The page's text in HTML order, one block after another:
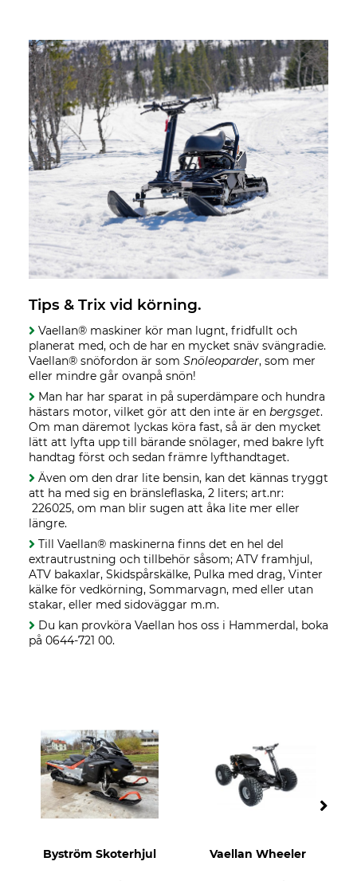
Tips & Trix vid körning.
Vaellan® maskiner kör man lugnt, fridfullt och
planerat med, och de har en mycket snäv svängradie.
Vaellan® snöfordon är som Snöleoparder, som mer
eller mindre går ovanpå snön!
Man har har sparat in på superdämpare och hundra
hästars motor, vilket gör att den inte är en bergsget.
Om man däremot lyckas köra fast, så är den mycket
lätt att lyfta upp till bärande snölager, med bakre lyft
handtag först och sedan främre lyfthandtaget.
Även om den drar lite bensin, kan det kännas tryggt
att ha med sig en bränsleflaska, 2 liters; art.nr:
226025, om man blir sugen att åka lite mer eller
längre.
Till Vaellan® maskinerna finns det en hel del
extrautrustning och tillbehör såsom; ATV framhjul,
ATV bakaxlar, Skidspårskälke, Pulka med drag, Vinter
kälke för vedkörning, Sommarvagn, med eller utan
stakar, eller med sidoväggar m.m.
Du kan provköra Vaellan hos oss i Hammerdal, boka
på 0644-721 00.
Byström Skoterhjul Vaellan Wheeler